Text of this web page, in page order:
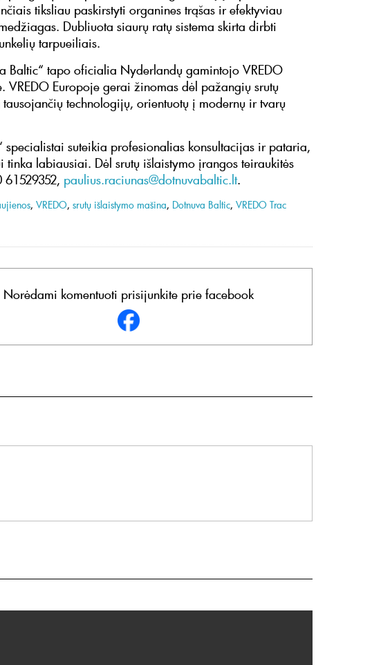
tiksliau paskirstyti organines trąšas ir efektyviau
Dubliuota siaurų ratų sistema skirta dirbti
tarpueiliais.
Baltic“ tapo oficialia Nyderlandų gamintojo VREDO
VREDO Europoje gerai žinomas dėl pažangių srutų
technologijų, orientuotų į modernų ir tvarų
specialistai suteikia profesionalias konsultacijas ir pataria,
tinka labiausiai. Dėl srutų išlaistymo įrangos teiraukitės
61529352, paulius.raciunas@dotnuvabaltic.lt.
, VREDO, srutų išlaistymo mašina, Dotnuva Baltic, VREDO Trac
Norėdami komentuoti prisijunkite prie facebook